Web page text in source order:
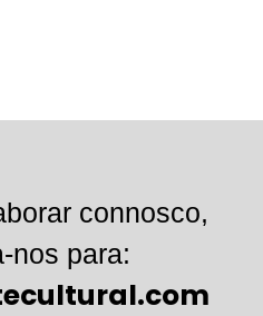
connosco,
nos para: